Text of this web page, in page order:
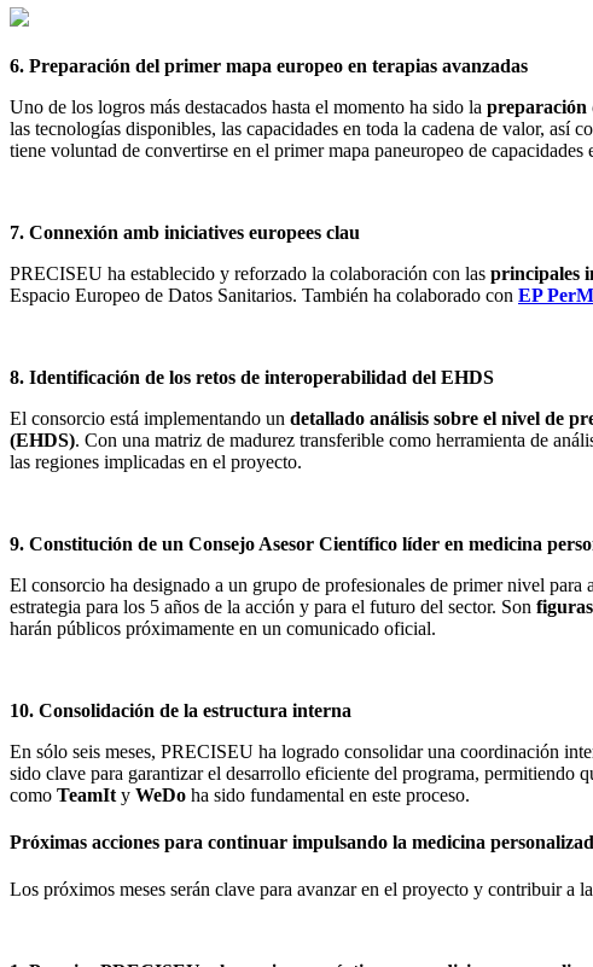
6. Preparación del primer mapa europeo en terapias avanzadas
Uno de los logros más destacados hasta el momento ha sido la preparación
las tecnologías disponibles, las capacidades en toda la cadena de valor, así
tiene voluntad de convertirse en el primer mapa paneuropeo de capacidades
7. Connexión amb iniciatives europees clau
PRECISEU ha establecido y reforzado la colaboración con las principales
Espacio Europeo de Datos Sanitarios. También ha colaborado con EP
8. Identificación de los retos de interoperabilidad del EHDS
El consorcio está implementando un detallado análisis sobre el nivel de
(EHDS). Con una matriz de madurez transferible como herramienta de
las regiones implicadas en el proyecto.
9. Constitución de un Consejo Asesor Científico líder en medicina
El consorcio ha designado a un grupo de profesionales de primer nivel
estrategia para los 5 años de la acción y para el futuro del sector. Son
harán públicos próximamente en un comunicado oficial.
10. Consolidación de la estructura interna
En sólo seis meses, PRECISEU ha logrado consolidar una coordinación
sido clave para garantizar el desarrollo eficiente del programa, permitiendo
como TeamIt y WeDo ha sido fundamental en este proceso.
Próximas acciones para continuar impulsando la medicina
Los próximos meses serán clave para avanzar en el proyecto y contribuir a